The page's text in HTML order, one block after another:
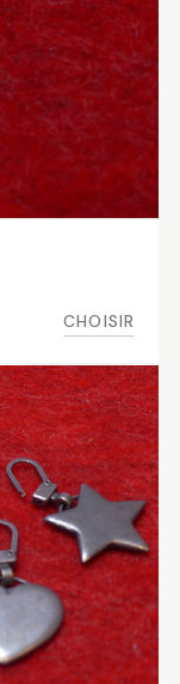
CHOISIR